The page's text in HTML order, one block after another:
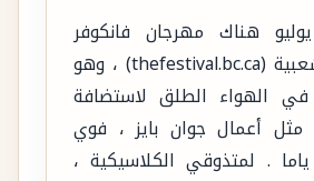
هناك مهرجان فانكوفر
للموسيقى الشعبية (thefestival.bc.ca) ، وهو
الهواء الطلق لاستضافة
مثل أعمال جوان بايز ، فوي
. لمتذوقي الكلاسيكية ،